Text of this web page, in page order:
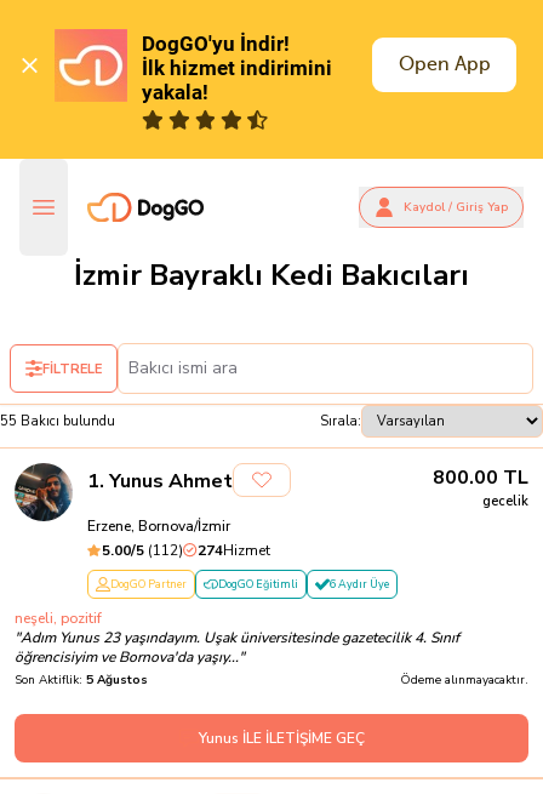
DogGO'yu İndir!
İlk hizmet indirimini
yakala!
Open App
Kaydol / Giriş Yap
İzmir Bayraklı Kedi Bakıcıları
FİLTRELE
55 Bakıcı bulundu Sırala:
1. Yunus Ahmet 800.00 TL
gecelik
Erzene, Bornova/İzmir
5.00/5 (112) 274Hizmet
DogGO Partner DogGO Eğitimli 6 Aydır Üye
neşeli, pozitif
"Adım Yunus 23 yaşındayım. Uşak üniversitesinde gazetecilik 4. Sınıf
öğrencisiyim ve Bornova'da yaşıy..."
Son Aktiflik: 5 Ağustos Ödeme alınmayacaktır.
Yunus İLE İLETİŞİME GEÇ